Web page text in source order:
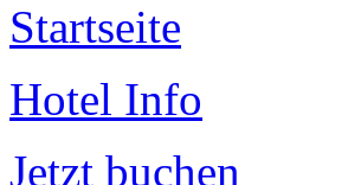
Startseite
Hotel Info
Jetzt buchen